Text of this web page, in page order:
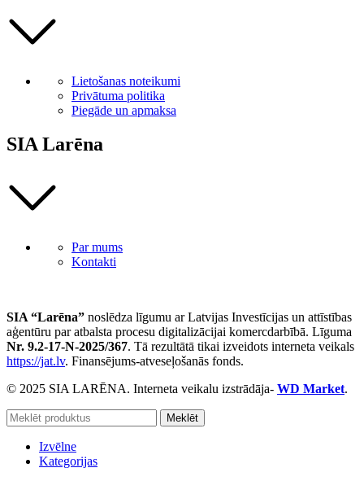
Lietošanas noteikumi
Privātuma politika
Piegāde un apmaksa
SIA Larēna
Par mums
Kontakti
SIA “Larēna” noslēdza līgumu ar Latvijas Investīcijas un attīstības
aģentūru par atbalsta procesu digitalizācijai komercdarbībā. Līguma
Nr. 9.2-17-N-2025/367. Tā rezultātā tikai izveidots interneta veikals
https://jat.lv. Finansējums-atveseļošanās fonds.
© 2025 SIA LARĒNA. Interneta veikalu izstrādāja- WD Market.
Meklēt
Izvēlne
Kategorijas